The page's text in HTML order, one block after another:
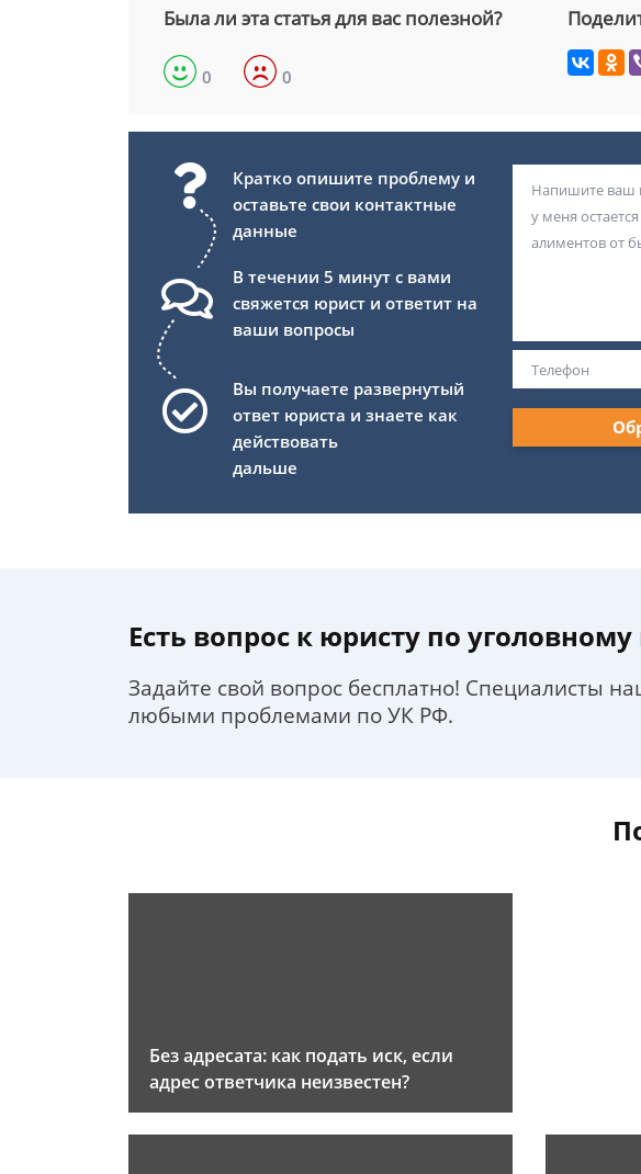
Была ли эта статья для вас полезной?
0 0
Кратко опишите проблему и
оставьте свои контактные
данные
В течении 5 минут с вами
свяжется юрист и ответит на
ваши вопросы
Вы получаете развернутый
ответ юриста и знаете как
действовать
дальше
Есть вопрос к юристу по уголовному
Задайте свой вопрос бесплатно! Специалисты
любыми проблемами по УК РФ.
Без адресата: как подать иск, если
адрес ответчика неизвестен?